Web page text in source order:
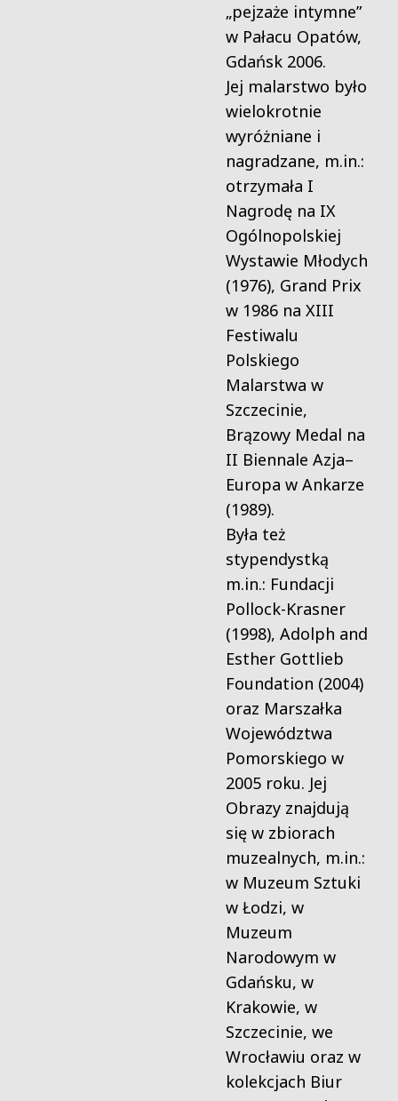
„pejzaże intymne”
w Pałacu Opatów,
Gdańsk 2006.
Jej malarstwo było
wielokrotnie
wyróżniane i
nagradzane, m.in.:
otrzymała I
Nagrodę na IX
Ogólnopolskiej
Wystawie Młodych
(1976), Grand Prix
w 1986 na XIII
Festiwalu
Polskiego
Malarstwa w
Szczecinie,
Brązowy Medal na
II Biennale Azja–
Europa w Ankarze
(1989).
Była też
stypendystką
m.in.: Fundacji
Pollock-Krasner
(1998), Adolph and
Esther Gottlieb
Foundation (2004)
oraz Marszałka
Województwa
Pomorskiego w
2005 roku. Jej
Obrazy znajdują
się w zbiorach
muzealnych, m.in.:
w Muzeum Sztuki
w Łodzi, w
Muzeum
Narodowym w
Gdańsku, w
Krakowie, w
Szczecinie, we
Wrocławiu oraz w
kolekcjach Biur